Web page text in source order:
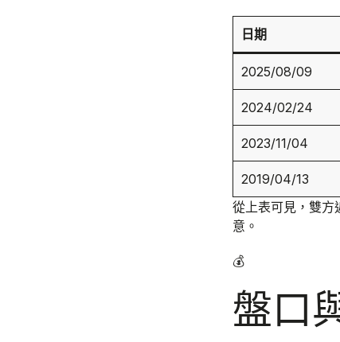
日期
2025/08/09
2024/02/24
2023/11/04
2019/04/13
從上表可見，雙方
意。
💰
盤口